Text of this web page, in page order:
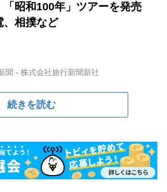
「昭和100年」ツアーを発売
、相撲など
聞 - 株式会社旅行新聞新社
続きを読む